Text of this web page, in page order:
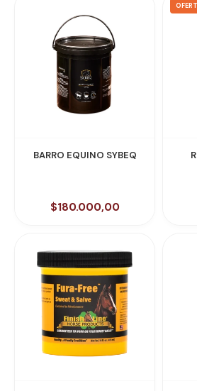
BARRO EQUINO SYBEQ
$180.000,00